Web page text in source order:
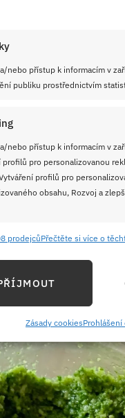
nebo přístup k informacím v
publiku prostřednictvím
nebo přístup k informacím v
profilů pro personalizovanou
profilů pro
obsahu, Rozvoj a
zařízení na základě
přesných údajů o
aktivně požadovaných
bezpečnosti,
chyb, Poskytování
prodejcůPřečtěte si více o
Zásady cookiesProhlášení
tvrdých stonků vám
a jejich
tato studená
množství
mililitrů.
semínek